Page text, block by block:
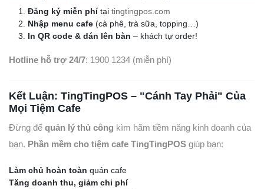
Đăng ký miễn phítại tingtingpos.com
Nhập menu cafe (cà phê, trà sữa, topping…)
In QR code & dán lên bàn – khách tự order!
Hotline hỗ trợ 24/7: 1900 1234 (miễn phí)
Kết Luận: TingTingPOS – "Cánh Tay Phải" Của
Mọi Tiệm Cafe
Đừng để quản lý thủ công kìm hãm tiềm năng kinh doanh của
bạn. Phần mềm cho tiệm cafe TingTingPOS giúp bạn:
Làm chủ hoàn toàn quán cafe
Tăng doanh thu, giảm chi phí